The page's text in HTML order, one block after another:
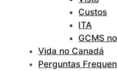
Custos
ITA
GCMS
Vida no Canadá
Perguntas